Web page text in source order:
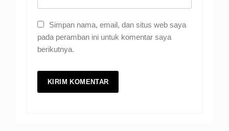
Simpan nama, email, dan situs web saya
pada peramban ini untuk komentar saya
berikutnya.